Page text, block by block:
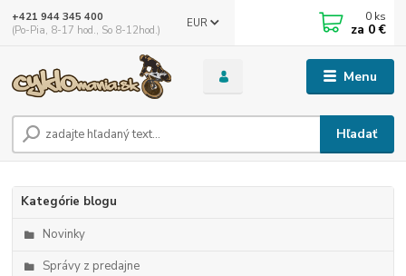
Menu
EUR
Hľadať
+421 944 345 400
(Po-Pia, 8-17 hod., So 8-12hod.)
0 ks
za 0 €
Kategórie blogu
Novinky
Správy z predajne